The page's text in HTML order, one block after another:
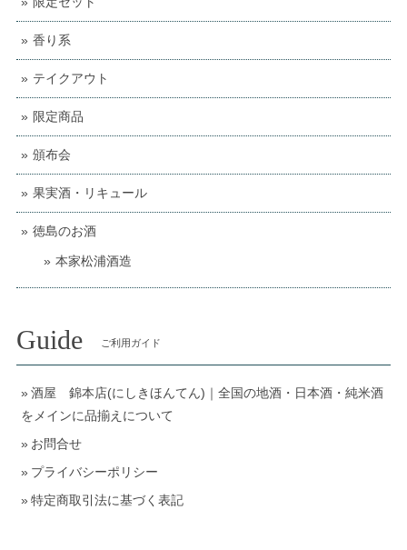
香り系
テイクアウト
限定商品
頒布会
果実酒・リキュール
徳島のお酒
本家松浦酒造
Guide ご利用ガイド
酒屋 錦本店(にしきほんてん)｜全国の地酒・日本酒・純米酒
をメインに品揃えについて
お問合せ
プライバシーポリシー
特定商取引法に基づく表記